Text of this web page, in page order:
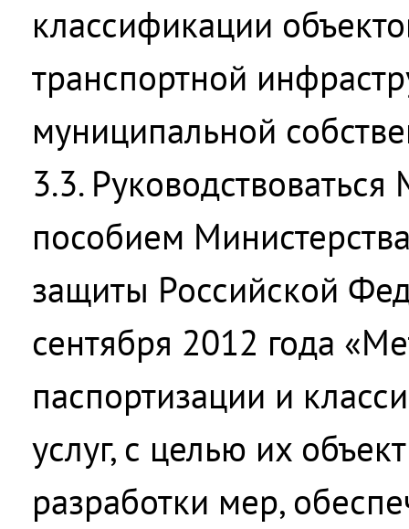
классификации
транспортной
муниципальной
3.3.
пособием
защиты Российской
сентября 2012 года
паспортизации и
услуг, с целью их
разработки мер,